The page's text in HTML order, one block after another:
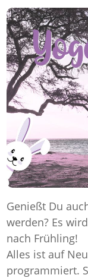
Genießt Du
werden? Es
nach Frühling!
Alles ist auf
programmiert.